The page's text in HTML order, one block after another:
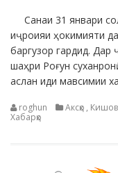
Санаи 31 январи
иҷроияи ҳокимияти
баргузор гардид. Дар
шаҳри Роғун
аслан иди мавсимии
roghun Аксҳо ,
Хабарҳо